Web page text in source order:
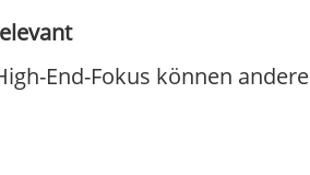
End-Fokus können andere